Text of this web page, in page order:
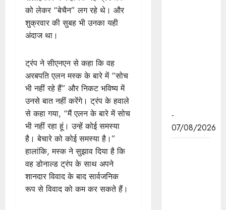
को लेकर “बेचैन” लग रहे थे। और
शुक्रवार की सुबह भी उनका यही
अंदाज था।
ट्रंप ने सीएनएन से कहा कि वह
अरबपति एलन मस्क के बारे में “सोच
भी नहीं रहे हैं” और निकट भविष्य में
उनसे बात नहीं करेंगे। ट्रंप के हवाले
से कहा गया, “मैं एलन के बारे में सोच
भी नहीं रहा हूं। उन्हें कोई समस्या
है। बेचारे को कोई समस्या है।”
हालांकि, मस्क ने सुझाव दिया है कि
वह डोनाल्ड ट्रंप के साथ अपने
शानदार विवाद के बाद सार्वजनिक
रूप से विवाद को कम कर सकते हैं।
-
07/08/2026